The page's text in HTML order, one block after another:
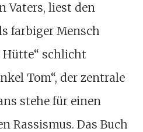
Vaters, liest den
farbiger Mensch
Hütte“ schlicht
Tom“, der zentrale
stehe für einen
Rassismus. Das Buch